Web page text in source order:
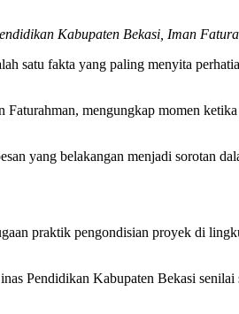
Kabupaten Bekasi, Iman
satu fakta yang paling menyita
mengungkap momen
yang belakangan menjadi sorotan
praktik pengondisian proyek di
Pendidikan Kabupaten Bekasi